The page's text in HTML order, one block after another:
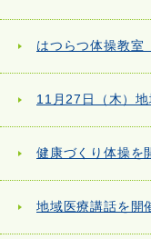
はつらつ体操教
11月27日（木）
健康づくり体操を
地域医療講話を開